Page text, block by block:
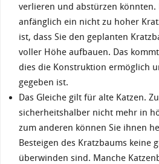
verlieren und abstürzen
anfänglich ein nicht zu hoher
ist, dass Sie den geplanten
voller Höhe aufbauen. Das
dies die Konstruktion ermöglich
gegeben ist.
Das Gleiche gilt für alte Katzen.
sicherheitshalber nicht mehr in
zum anderen können Sie ihnen
Besteigen des Kratzbaums keine
überwinden sind. Manche